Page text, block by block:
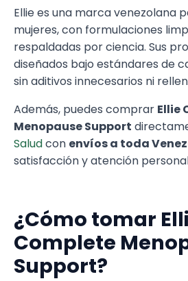
Ellie es una marca venezolana
mujeres, con formulaciones
respaldadas por ciencia. Sus
diseñados bajo estándares de
sin aditivos innecesarios ni
Además, puedes comprar Ellie
Menopause Support
Saludcon envíos a toda
satisfacción y atención
¿Cómo tomar
Complete
Support?